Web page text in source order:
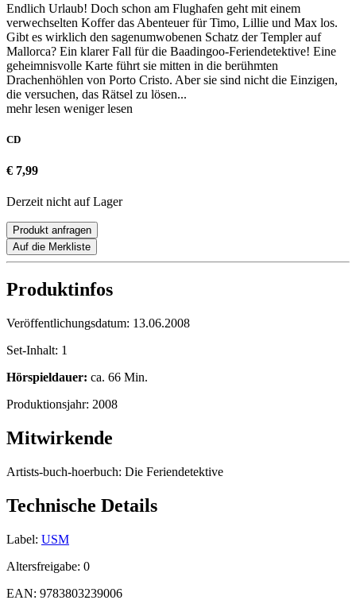
Endlich Urlaub! Doch schon am Flughafen geht mit einem
verwechselten Koffer das Abenteuer für Timo, Lillie und Max los.
Gibt es wirklich den sagenumwobenen Schatz der Templer auf
Mallorca? Ein klarer Fall für die Baadingoo-Feriendetektive! Eine
geheimnisvolle Karte führt sie mitten in die berühmten
Drachenhöhlen von Porto Cristo. Aber sie sind nicht die Einzigen,
die versuchen, das Rätsel zu lösen...
mehr lesen weniger lesen
CD
€ 7,99
Derzeit nicht auf Lager
Produkt anfragen
Auf die Merkliste
Produktinfos
Veröffentlichungsdatum: 13.06.2008
Set-Inhalt: 1
Hörspieldauer: ca. 66 Min.
Produktionsjahr: 2008
Mitwirkende
Artists-buch-hoerbuch: Die Feriendetektive
Technische Details
Label: USM
Altersfreigabe: 0
EAN: 9783803239006